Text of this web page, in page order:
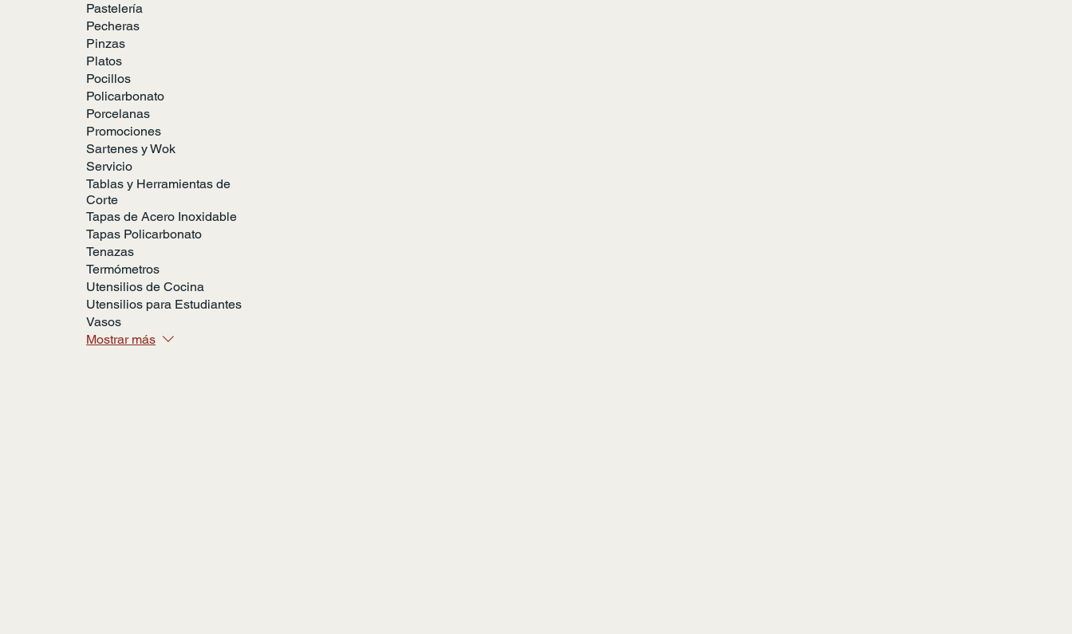
Pastelería
Pecheras
Pinzas
Platos
Pocillos
Policarbonato
Porcelanas
Promociones
Sartenes y Wok
Servicio
Tablas y Herramientas de
Corte
Tapas de Acero Inoxidable
Tapas Policarbonato
Tenazas
Termómetros
Utensilios de Cocina
Utensilios para Estudiantes
Vasos
Mostrar más